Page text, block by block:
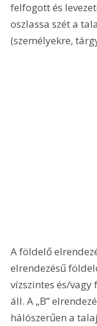
felfogott és
oszlassa szét a
(személyekre,
A földelő
elrendezésű
vízszintes és/vagy
áll. A „B”
hálószerűen a